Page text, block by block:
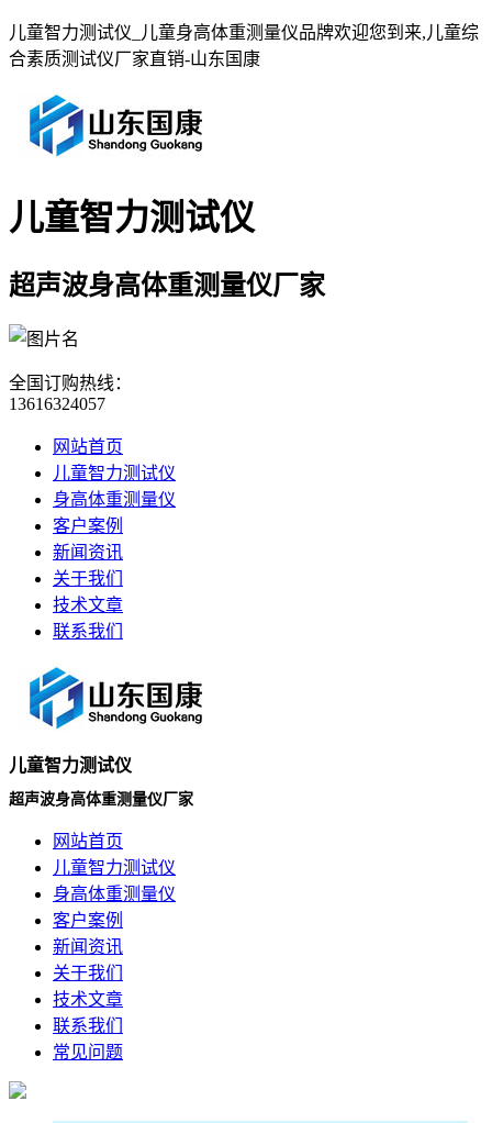
儿童智力测试仪_儿童身高体重测量仪品牌欢迎您到来,儿童综
合素质测试仪厂家直销-山东国康
儿童智力测试仪
超声波身高体重测量仪厂家
全国订购热线：
13616324057
网站首页
儿童智力测试仪
身高体重测量仪
客户案例
新闻资讯
关于我们
技术文章
联系我们
儿童智力测试仪
超声波身高体重测量仪厂家
网站首页
儿童智力测试仪
身高体重测量仪
客户案例
新闻资讯
关于我们
技术文章
联系我们
常见问题